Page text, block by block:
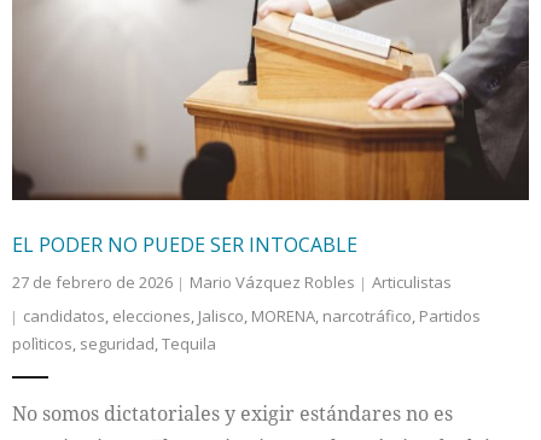
EL PODER NO PUEDE SER INTOCABLE
27 de febrero de 2026 Mario Vázquez Robles
Articulistas
candidatos, elecciones, Jalisco, MORENA, narcotráfico, Partidos
polìticos, seguridad,Tequila
No somos dictatoriales y exigir estándares no es